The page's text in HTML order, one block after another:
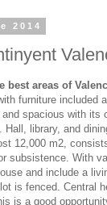
2014
best areas of
furniture included
spacious with
library, and
12,000 m2,
subsistence. With
and include a
is fenced. Central
is a good